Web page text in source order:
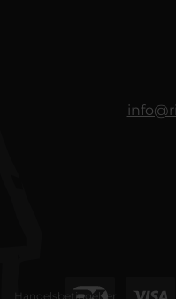
Handelsbetingelser